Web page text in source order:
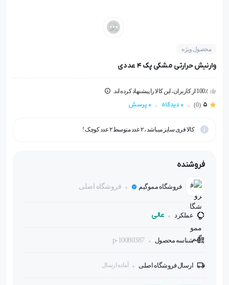
محصول ویژه
وارنیش حرارتی مشکی پک 4 عددی
100٪ از کاربران، این کالا را پیشنهاد کرده اند.
5
(0) 0 دیدگاه 0 پرسش
کالا فری سایز میباشد ، ۲ عدد متوسط ۲ عدد کوچک !
فروشنده
فروشگاه مموگیم فروشگاه اصلی
عملکرد عالی
شناسه محصول p-10080387
ارسال فروشگاه اصلی آماده ارسال